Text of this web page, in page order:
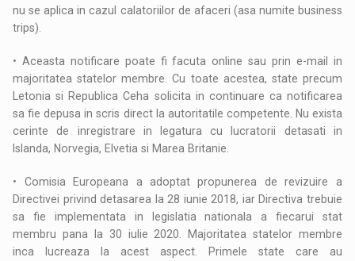
nu se aplica in cazul calatoriilor de afaceri (asa numite business
trips).
• Aceasta notificare poate fi facuta online sau prin e-mail in
majoritatea statelor membre. Cu toate acestea, state precum
Letonia si Republica Ceha solicita in continuare ca notificarea
sa fie depusa in scris direct la autoritatile competente. Nu exista
cerinte de inregistrare in legatura cu lucratorii detasati in
Islanda, Norvegia, Elvetia si Marea Britanie.
• Comisia Europeana a adoptat propunerea de revizuire a
Directivei privind detasarea la 28 iunie 2018, iar Directiva trebuie
sa fie implementata in legislatia nationala a fiecarui stat
membru pana la 30 iulie 2020. Majoritatea statelor membre
inca lucreaza la acest aspect. Primele state care au